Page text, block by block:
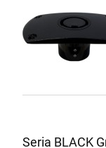
Seria BLACK